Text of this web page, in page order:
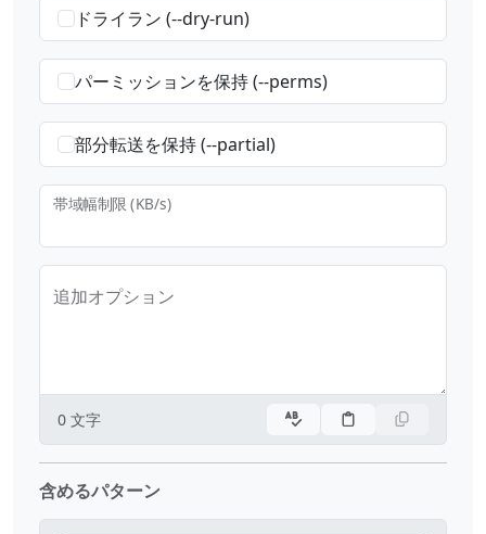
ドライラン (--dry-run)
パーミッションを保持 (--perms)
部分転送を保持 (--partial)
帯域幅制限 (KB/s)
追加オプション
0 文字
含めるパターン